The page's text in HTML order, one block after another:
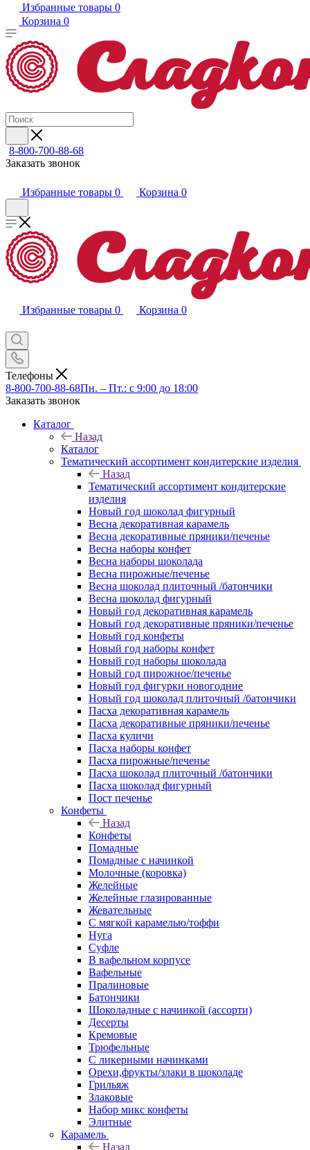
Избранные товары 0
Корзина 0
8-800-700-88-68
Заказать звонок
Избранные товары 0 Корзина 0
Избранные товары 0 Корзина 0
Телефоны
8-800-700-88-68Пн. – Пт.: с 9:00 до 18:00
Заказать звонок
Каталог
Назад
Каталог
Тематический ассортимент кондитерские изделия
Назад
Тематический ассортимент кондитерские
изделия
Новый год шоколад фигурный
Весна декоративная карамель
Весна декоративные пряники/печенье
Весна наборы конфет
Весна наборы шоколада
Весна пирожные/печенье
Весна шоколад плиточный /батончики
Весна шоколад фигурный
Новый год декоративная карамель
Новый год декоративные пряники/печенье
Новый год конфеты
Новый год наборы конфет
Новый год наборы шоколада
Новый год пирожное/печенье
Новый год фигурки новогодние
Новый год шоколад плиточный /батончики
Пасха декоративная карамель
Пасха декоративные пряники/печенье
Пасха куличи
Пасха наборы конфет
Пасха пирожные/печенье
Пасха шоколад плиточный /батончики
Пасха шоколад фигурный
Пост печенье
Конфеты
Назад
Конфеты
Помадные
Помадные с начинкой
Молочные (коровка)
Желейные
Желейные глазированные
Жевательные
С мягкой карамелью/тоффи
Нуга
Суфле
В вафельном корпусе
Вафельные
Пралиновые
Батончики
Шоколадные с начинкой (ассорти)
Десерты
Кремовые
Трюфельные
С ликерными начинками
Орехи,фрукты/злаки в шоколаде
Грильяж
Злаковые
Набор микс конфеты
Элитные
Карамель
Назад